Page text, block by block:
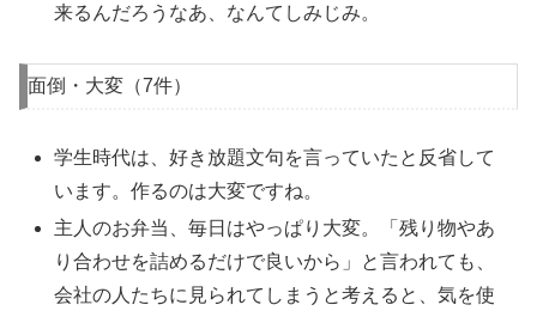
来るんだろうなあ、なんてしみじみ。
面倒・大変（7件）
学生時代は、好き放題文句を言っていたと反省して
います。作るのは大変ですね。
主人のお弁当、毎日はやっぱり大変。「残り物やあ
り合わせを詰めるだけで良いから」と言われても、
会社の人たちに見られてしまうと考えると、気を使